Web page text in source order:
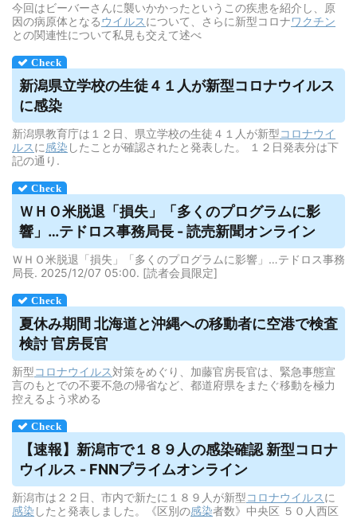
今回はビーバーさんに襲いかかったというこの疾患を紹介し、原
因の病原体となるウイルスについて、さらに新型コロナワクチン
との関連性について私見も交えて述べ
新潟県立学校の生徒４１人が新型コロナウイルス
に感染
新潟県教育庁は１２日、県立学校の生徒４１人が新型コロナウイ
ルスに感染 したことが確認されたと発表した。 １２日発表分は下
記の通り.
ＷＨＯ米脱退「損失」「多くのプログラムに影
響」…テドロス事務局長 - 読売新聞オンライン
ＷＨＯ米脱退「損失」「多くのプログラムに影響」…テドロス事務
局長. 2025/12/07 05:00. [読者会員限定]
夏休み期間 北海道と沖縄への移動者に空港で検査
検討 官房長官
新型コロナウイルス対策をめぐり、加藤官房長官は、緊急事態宣
言のもとでの不要不急の帰省など、都道府県をまたぐ移動を極力
控えるよう求める
【速報】新潟市で１８９人の感染確認 新型コロナ
ウイルス - FNNプライムオンライン
新潟市は２２日、市内で新たに１８９人が新型コロナウイルスに
感染 したと発表しました。《区別の感染者数》中央区 ５０人西区